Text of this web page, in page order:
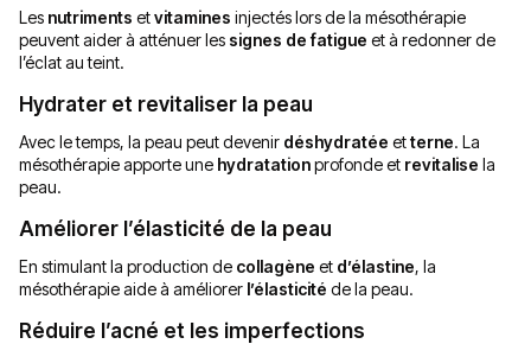
Les nutriments etvitamines injectés lors de la mésothérapie
peuvent aider à atténuer les signes de fatigue et à redonner de
l’éclat au teint.
Hydrater et revitaliser la peau
Avec le temps, la peau peut devenir déshydratée etterne. La
mésothérapie apporte une hydratationprofonde et revitalise la
peau.
Améliorer l’élasticité de la peau
En stimulant la production de collagène et d’élastine, la
mésothérapie aide à améliorer l’élasticité de la peau.
Réduire l’acné et les imperfections